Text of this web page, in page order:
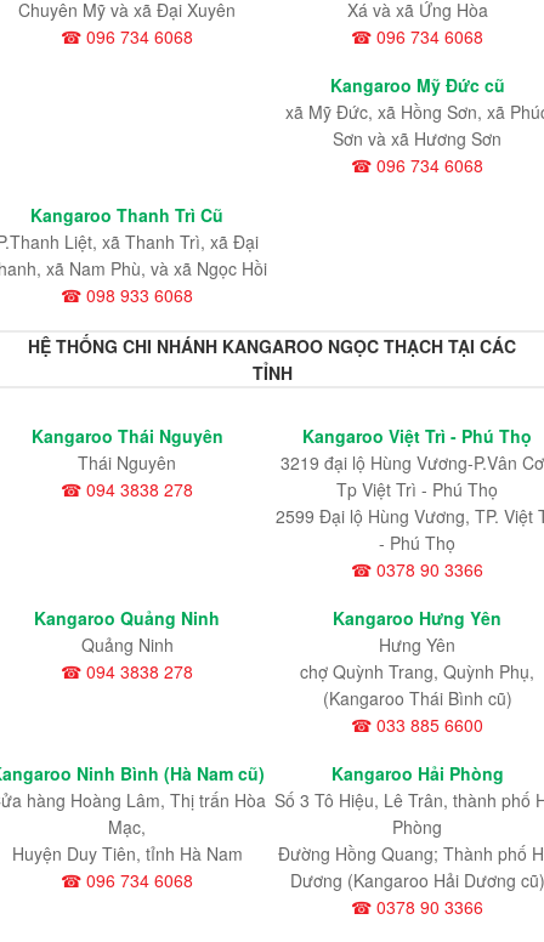
Chuyên Mỹ và xã Đại Xuyên
☎ 096 734 6068
Xá và xã Ứng Hòa
☎ 096 734 6068
Kangaroo Mỹ Đức cũ
xã Mỹ Đức, xã Hồng Sơn, xã
Sơn và xã Hương Sơn
☎ 096 734 6068
Kangaroo Thanh Trì Cũ
Liệt, xã Thanh Trì, xã Đại
xã Nam Phù, và xã Ngọc Hồi
☎ 098 933 6068
HỆ THỐNG CHI NHÁNH KANGAROO NGỌC THẠCH TẠI CÁC
TỈNH
Kangaroo Thái Nguyên
Thái Nguyên
☎ 094 3838 278
Kangaroo Việt Trì - Phú Thọ
3219 đại lộ Hùng Vương-P.Vân
Tp Việt Trì - Phú Thọ
2599 Đại lộ Hùng Vương, TP. Việt
- Phú Thọ
☎ 0378 90 3366
Kangaroo Quảng Ninh
Quảng Ninh
☎ 094 3838 278
Kangaroo Hưng Yên
Hưng Yên
chợ Quỳnh Trang, Quỳnh Phụ,
(Kangaroo Thái Bình cũ)
☎ 033 885 6600
Ninh Bình (Hà Nam cũ)
hàng Hoàng Lâm, Thị trấn Hòa
Mạc,
Huyện Duy Tiên, tỉnh Hà Nam
☎ 096 734 6068
Kangaroo Hải Phòng
Số 3 Tô Hiệu, Lê Trân, thành phố
Phòng
Đường Hồng Quang; Thành phố
Dương (Kangaroo Hải Dương cũ)
☎ 0378 90 3366